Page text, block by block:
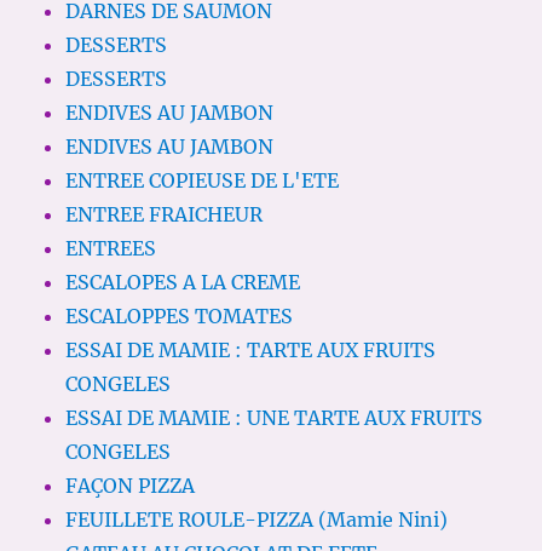
DARNES DE SAUMON
DESSERTS
DESSERTS
ENDIVES AU JAMBON
ENDIVES AU JAMBON
ENTREE COPIEUSE DE L'ETE
ENTREE FRAICHEUR
ENTREES
ESCALOPES A LA CREME
ESCALOPPES TOMATES
ESSAI DE MAMIE : TARTE AUX FRUITS
CONGELES
ESSAI DE MAMIE : UNE TARTE AUX FRUITS
CONGELES
FAÇON PIZZA
FEUILLETE ROULE-PIZZA (Mamie Nini)